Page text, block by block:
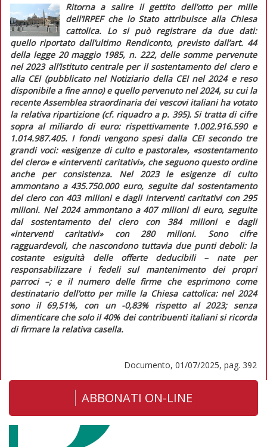
Ritorna a salire il gettito dell’otto per mille
dell’IRPEF che lo Stato attribuisce alla Chiesa
cattolica. Lo si può registrare da due dati:
quello riportato dall’ultimo Rendiconto, previsto dall’art. 44
della legge 20 maggio 1985, n. 222, delle somme pervenute
nel 2023 all’Istituto centrale per il sostentamento del clero e
alla CEI(pubblicato nelNotiziario della CEI nel 2024 e reso
disponibile a fine anno) e quello pervenuto nel 2024, su cui la
recente Assemblea straordinaria dei vescovi italiani ha votato
la relativa ripartizione (cf. riquadro a p. 395). Si tratta di cifre
sopra al miliardo di euro: rispettivamente 1.002.916.590 e
1.014.987.405. I fondi vengono spesi dalla CEI secondo tre
grandi voci: «esigenze di culto e pastorale», «sostentamento
del clero» e «interventi caritativi», che seguono questo ordine
anche per consistenza. Nel 2023 le esigenze di culto
ammontano a 435.750.000 euro, seguite dal sostentamento
del clero con 403 milioni e dagli interventi caritativi con 295
milioni. Nel 2024 ammontano a 407 milioni di euro, seguite
dal sostentamento del clero con 384 milioni e dagli
«interventi caritativi» con 280 milioni. Sono cifre
ragguardevoli, che nascondono tuttavia due punti deboli: la
costante esiguità delle offerte deducibili – nate per
responsabilizzare i fedeli sul mantenimento dei propri
parroci –; e il numero delle firme che esprimono come
destinatario dell’otto per mille la Chiesa cattolica: nel 2024
sono il 69,51%, con un -0,83% rispetto al 2023; senza
dimenticare che solo il 40% dei contribuenti italiani si ricorda
di firmare la relativa casella.
Documento, 01/07/2025, pag. 392
ABBONATI ON-LINE